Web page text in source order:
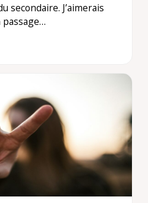
secondaire. J’aimerais
passage…